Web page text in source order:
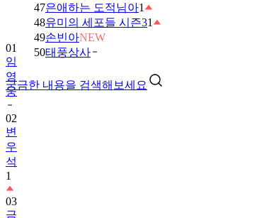
47은애하는 도적님아1
48유미의 세포들 시즌31
49손빈아NEW
50태풍상사
궁금한 내용을 검색해보세요
01
임
영
웅
02
변
우
석
1
03
금